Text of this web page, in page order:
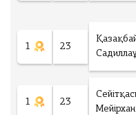
1 23
1 23